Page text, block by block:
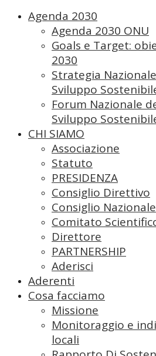
Agenda 2030
Agenda 2030 ONU
Goals e Target:
2030
Strategia
Sviluppo
Forum Nazionale
Sviluppo
CHI SIAMO
Associazione
Statuto
PRESIDENZA
Consiglio Direttivo
Consiglio Nazionale
Comitato
Direttore
PARTNERSHIP
Aderisci
Aderenti
Cosa facciamo
Missione
Monitoraggio e
locali